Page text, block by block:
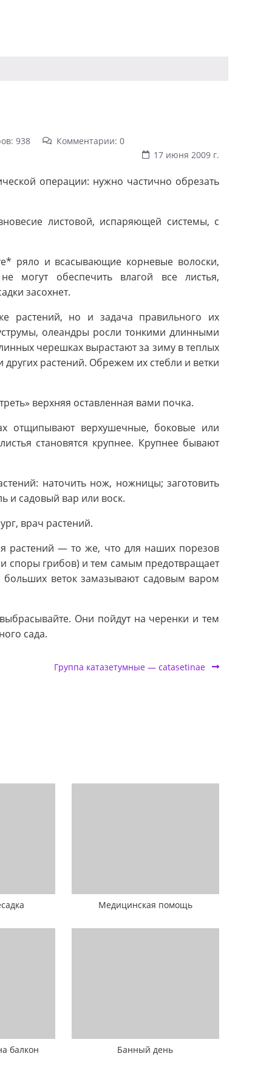
938
Комментарии: 0
17 июня 2009 г.
операции: нужно частично обрезать
листовой, испаряющей системы, с
ряло и всасывающие корневые волоски,
могут обеспечить влагой все листья,
засохнет.
растений, но и задача правильного их
олеандры росли тонкими длинными
черешках вырастают за зиму в теплых
других растений. Обрежем их стебли и ветки
верхняя оставленная вами почка.
отщипывают верхушечные, боковые или
становятся крупнее. Крупнее бывают
наточить нож, ножницы; заготовить
и садовый вар или воск.
врач растений.
растений — то же, что для наших порезов
споры грибов) и тем самым предотвращает
больших веток замазывают садовым варом
Они пойдут на черенки и тем
сада.
Группа катазетумные — catasetinae
Медицинская помощь
балкон Банный день